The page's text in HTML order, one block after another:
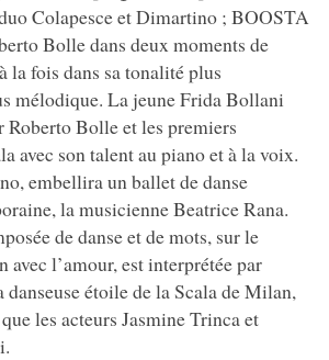
Colapesce et Dimartino ; BOOSTA
Bolle dans deux moments de
la fois dans sa tonalité plus
mélodique. La jeune Frida Bollani
Bolle et les premiers
avec son talent au piano et à la voix.
embellira un ballet de danse
la musicienne Beatrice Rana.
de danse et de mots, sur le
avec l’amour, est interprétée par
étoile de la Scala de Milan,
les acteurs Jasmine Trinca et